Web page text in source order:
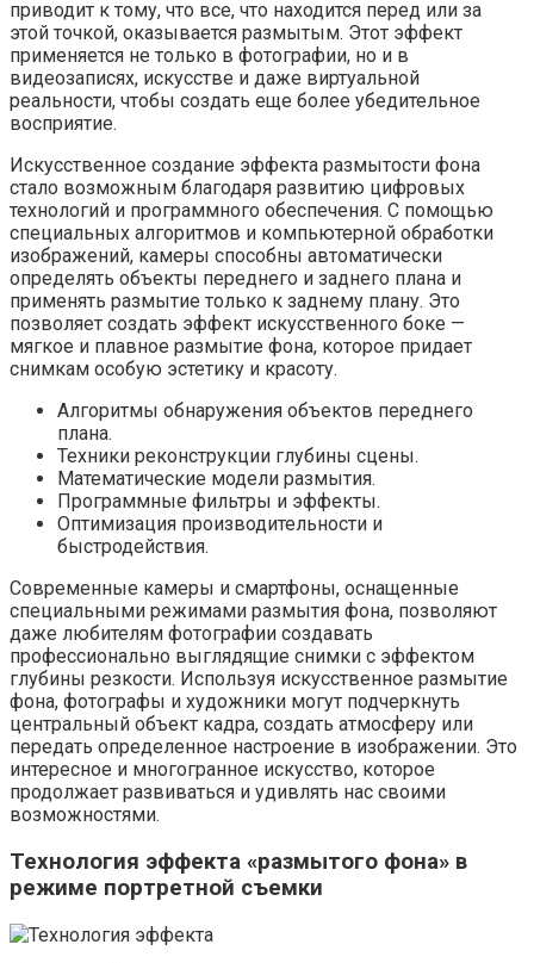
приводит к тому, что все, что находится перед или за
этой точкой, оказывается размытым. Этот эффект
применяется не только в фотографии, но и в
видеозаписях, искусстве и даже виртуальной
реальности, чтобы создать еще более убедительное
восприятие.
Искусственное создание эффекта размытости фона
стало возможным благодаря развитию цифровых
технологий и программного обеспечения. С помощью
специальных алгоритмов и компьютерной обработки
изображений, камеры способны автоматически
определять объекты переднего и заднего плана и
применять размытие только к заднему плану. Это
позволяет создать эффект искусственного боке —
мягкое и плавное размытие фона, которое придает
снимкам особую эстетику и красоту.
Алгоритмы обнаружения объектов переднего
плана.
Техники реконструкции глубины сцены.
Математические модели размытия.
Программные фильтры и эффекты.
Оптимизация производительности и
быстродействия.
Современные камеры и смартфоны, оснащенные
специальными режимами размытия фона, позволяют
даже любителям фотографии создавать
профессионально выглядящие снимки с эффектом
глубины резкости. Используя искусственное размытие
фона, фотографы и художники могут подчеркнуть
центральный объект кадра, создать атмосферу или
передать определенное настроение в изображении. Это
интересное и многогранное искусство, которое
продолжает развиваться и удивлять нас своими
возможностями.
Технология эффекта «размытого фона» в
режиме портретной съемки